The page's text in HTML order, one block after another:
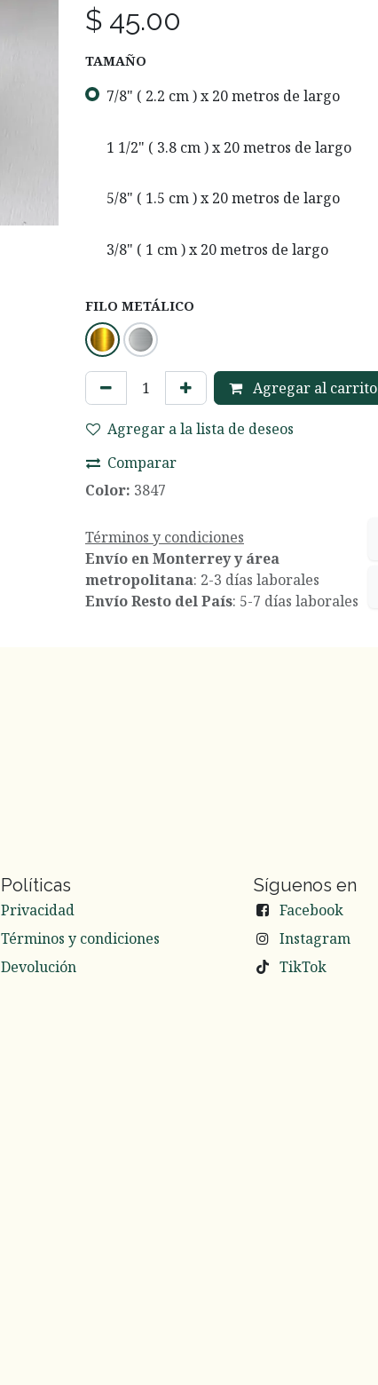
$ 45.00
TAMAÑO
7/8" ( 2.2 cm ) x 20 metros de largo
1 1/2" ( 3.8 cm ) x 20 metros de largo
5/8" ( 1.5 cm ) x 20 metros de largo
3/8" ( 1 cm ) x 20 metros de largo
FILO METÁLICO
Agregar al carrito
Agregar a la lista de deseos
Comparar
Color: 3847
Términos y condiciones
Envío en Monterrey y área
metropolitana: 2-3 días laborales
Envío Resto del País: 5-7 días laborales
Políticas
Privacidad
Términos y condiciones
Devolución
Síguenos en
Facebook
Instagram
TikTok